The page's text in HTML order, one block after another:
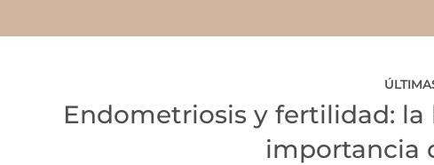
Endometriosis y fertilidad: la
importancia